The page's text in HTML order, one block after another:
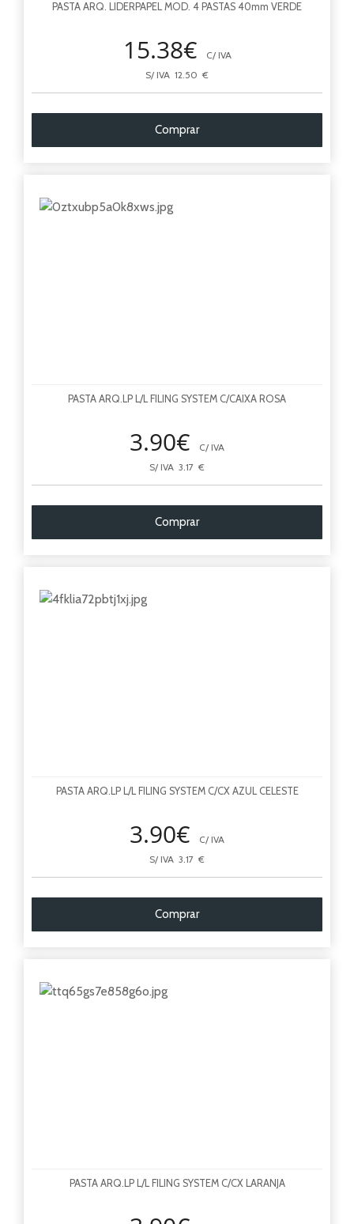
PASTA ARQ. LIDERPAPEL MOD. 4 PASTAS 40mm VERDE
15.38€
C/ IVA
S/ IVA 12.50 €
Comprar
PASTA ARQ.LP L/L FILING SYSTEM C/CAIXA ROSA
3.90€
C/ IVA
S/ IVA 3.17 €
Comprar
PASTA ARQ.LP L/L FILING SYSTEM C/CX AZUL CELESTE
3.90€
C/ IVA
S/ IVA 3.17 €
Comprar
PASTA ARQ.LP L/L FILING SYSTEM C/CX LARANJA